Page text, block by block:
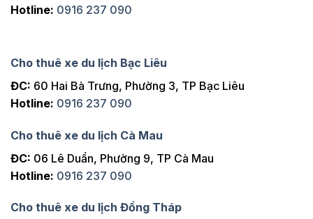
Hotline: 0916 237 090
Cho thuê xe du lịch Bạc Liêu
ĐC: 60 Hai Bà Trưng, Phường 3, TP Bạc Liêu
Hotline: 0916 237 090
Cho thuê xe du lịch Cà Mau
ĐC: 06 Lê Duẩn, Phường 9, TP Cà Mau
Hotline: 0916 237 090
Cho thuê xe du lịch Đồng Tháp